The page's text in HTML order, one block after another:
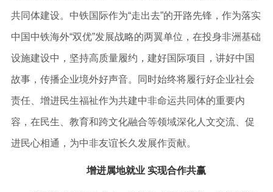
共同体建设。中铁国际作为“走出去”的开路先锋，作为落实
中国中铁海外“双优”发展战略的两翼单位，在投身非洲基础
设施建设中，坚持高质量履约，建好国际项目，讲好中国
故事，传播企业境外好声音。同时始终将履行好企业社会
责任、增进民生福祉作为共建中非命运共同体的重要内
容，在民生、教育和跨文化融合等领域深化人文交流、促
进民心相通，为中非友谊长久发展作贡献。
增进属地就业 实现合作共赢